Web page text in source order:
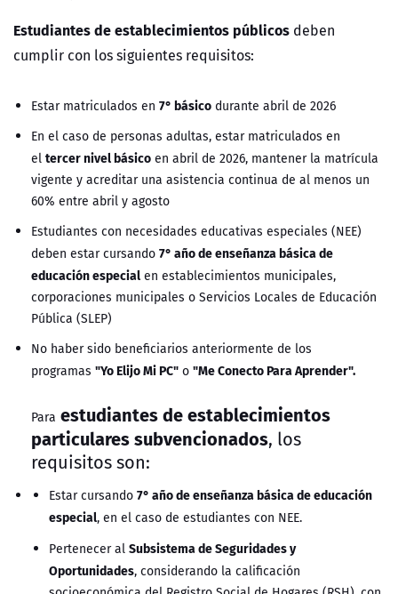
Estudiantes de establecimientos públicos deben
cumplir con los siguientes requisitos:
Estar matriculados en 7° básico durante abril de 2026
En el caso de personas adultas, estar matriculados en
el tercer nivel básico en abril de 2026, mantener la matrícula
vigente y acreditar una asistencia continua de al menos un
60% entre abril y agosto
Estudiantes con necesidades educativas especiales (NEE)
deben estar cursando 7° año de enseñanza básica de
educación especial en establecimientos municipales,
corporaciones municipales o Servicios Locales de Educación
Pública (SLEP)
No haber sido beneficiarios anteriormente de los
programas "Yo Elijo Mi PC" o "Me Conecto Para Aprender".
Para estudiantes de establecimientos
particulares subvencionados, los
requisitos son:
Estar cursando 7° año de enseñanza básica de educación
especial, en el caso de estudiantes con NEE.
Pertenecer al Subsistema de Seguridades y
Oportunidades, considerando la calificación